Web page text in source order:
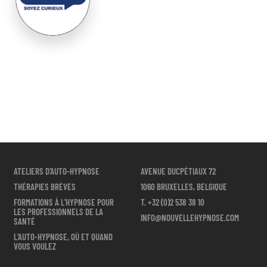
ATELIERS D'AUTO-HYPNOSE
THÉRAPIES BRÈVES
FORMATIONS À L'HYPNOSE POUR
LES PROFESSIONNELS DE LA
SANTÉ
L'AUTO-HYPNOSE, OÙ ET QUAND
VOUS VOULEZ
AVENUE DUCPÉTIAUX 72
1060 BRUXELLES, BELGIQUE
T.+32 (0)2 538 38 10
INFO@NOUVELLEHYPNOSE.COM